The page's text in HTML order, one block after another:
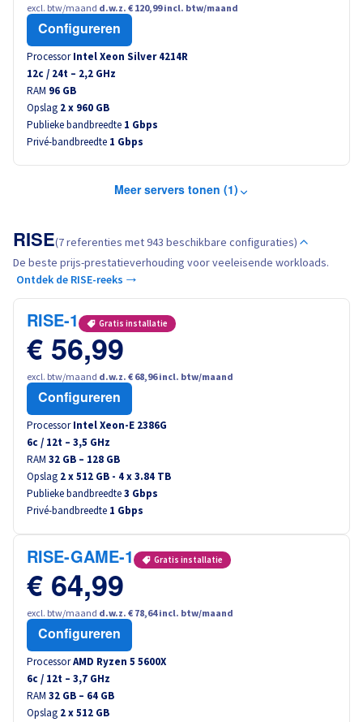
excl. btw/maand d.w.z. € 120,99 incl. btw/maand
Configureren
Processor Intel Xeon Silver 4214R
12c / 24t – 2,2 GHz
RAM 96 GB
Opslag 2 x 960 GB
Publieke bandbreedte 1 Gbps
Privé-bandbreedte 1 Gbps
Meer servers tonen (1)
RISE(7 referenties met 943 beschikbare configuraties)
De beste prijs-prestatieverhouding voor veeleisende workloads.
Ontdek de RISE-reeks →
RISE-1 Gratis installatie
€ 56,99
excl. btw/maand d.w.z. € 68,96 incl. btw/maand
Configureren
Processor Intel Xeon-E 2386G
6c / 12t – 3,5 GHz
RAM 32 GB – 128 GB
Opslag 2 x 512 GB - 4 x 3.84 TB
Publieke bandbreedte3 Gbps
Privé-bandbreedte 1 Gbps
RISE-GAME-1 Gratis installatie
€ 64,99
excl. btw/maand d.w.z. € 78,64 incl. btw/maand
Configureren
ProcessorAMD Ryzen 5 5600X
6c / 12t – 3,7 GHz
RAM 32 GB – 64 GB
Opslag 2 x 512 GB